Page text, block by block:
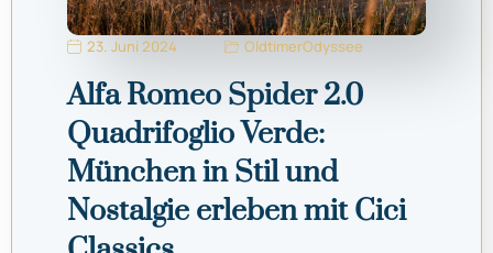
23. Juni 2024 OldtimerOdyssee
Alfa Romeo Spider 2.0
Quadrifoglio Verde:
München in Stil und
Nostalgie erleben mit Cici